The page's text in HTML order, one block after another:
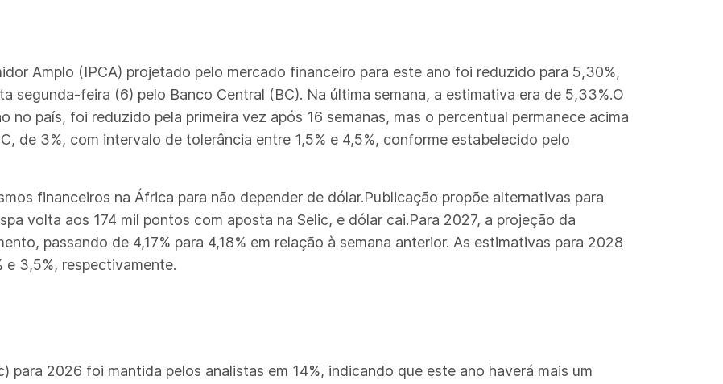
Amplo (IPCA) projetado pelo mercado financeiro para este ano foi reduzido para 5,30%,
segunda-feira (6) pelo Banco Central (BC). Na última semana, a estimativa era de 5,33%.O
no país, foi reduzido pela primeira vez após 16 semanas, mas o percentual permanece acima
de 3%, com intervalo de tolerância entre 1,5% e 4,5%, conforme estabelecido pelo
financeiros na África para não depender de dólar.Publicação propõe alternativas para
volta aos 174 mil pontos com aposta na Selic, e dólar cai.Para 2027, a projeção da
passando de 4,17% para 4,18% em relação à semana anterior. As estimativas para 2028
e 3,5%, respectivamente.
para 2026 foi mantida pelos analistas em 14%, indicando que este ano haverá mais um